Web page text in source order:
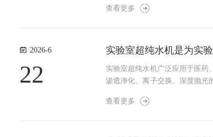
蚀、结垢，是设备长效运行的基
查看更多
2026-6
22
实验室超纯水机是为实
实验室超纯水机广泛应用于医药
渗透净化、离子交换、深度抛光
体、余氯及部分有机物，保护后
查看更多